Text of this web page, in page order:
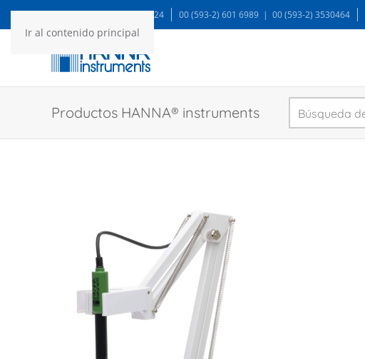
Ir al contenido principal
WA: 99935 1624 00 (593-2) 601 6989 | 00 (593-2) 3530464
Productos HANNA® instruments